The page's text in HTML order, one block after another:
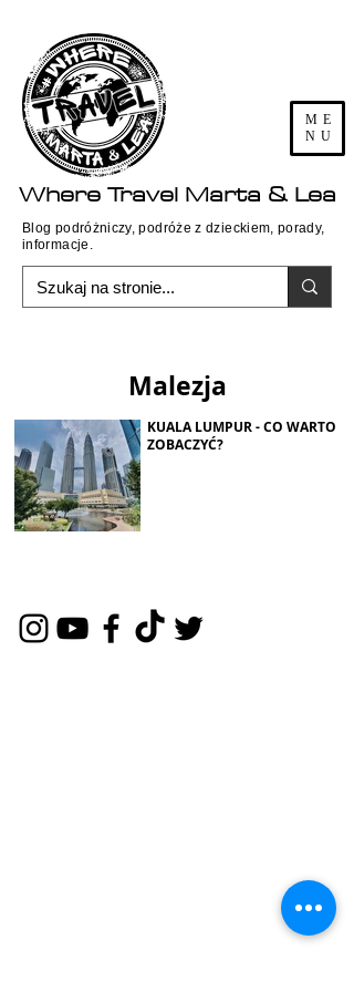
ME
NU
WhereTravel Marta & Lea
Blog podróżniczy, podróże z dzieckiem, porady,
informacje.
Malezja
KUALA LUMPUR - CO WARTO
ZOBACZYĆ?